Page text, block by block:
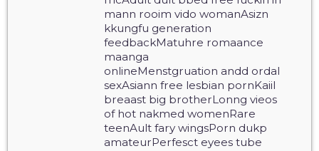
mann rooim vido womanAsizn
kkungfu generation
feedbackMatuhre romaance
maanga
onlineMenstgruation andd ordal
sexAsiann free lesbian pornKaiil
breaast big brotherLonng vieos
of hot nakmed womenRare
teenAult fary wingsPorn dukp
amateurPerfesct eyees tube